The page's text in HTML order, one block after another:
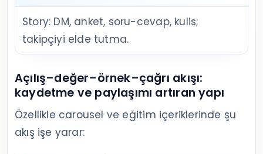
Story: DM, anket, soru-cevap, kulis;
takipçiyi elde tutma.
Açılış–değer–örnek–çağrı akışı:
kaydetme ve paylaşımı artıran yapı
Özellikle carousel ve eğitim içeriklerinde şu
akış işe yarar: